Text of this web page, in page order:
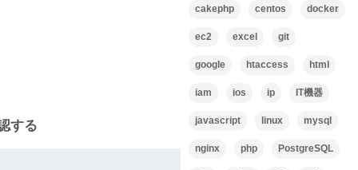
する
cakephp centos docker
ec2 excel git
google htaccess html
iam ios ip IT機器
javascript linux mysql
nginx php PostgreSQL